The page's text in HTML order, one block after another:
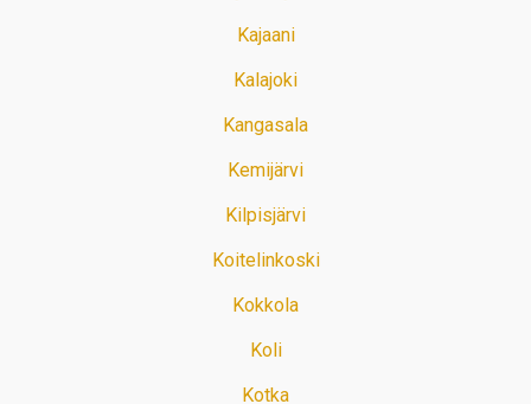
Kajaani
Kalajoki
Kangasala
Kemijärvi
Kilpisjärvi
Koitelinkoski
Kokkola
Koli
Kotka